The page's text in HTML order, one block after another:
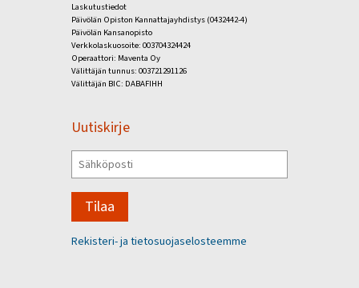
Laskutustiedot
Päivölän Opiston Kannattajayhdistys (0432442-4)
Päivölän Kansanopisto
Verkkolaskuosoite: 003704324424
Operaattori: Maventa Oy
Välittäjän tunnus: 003721291126
Välittäjän BIC: DABAFIHH
Uutiskirje
Tilaa
Rekisteri- ja tietosuojaselosteemme